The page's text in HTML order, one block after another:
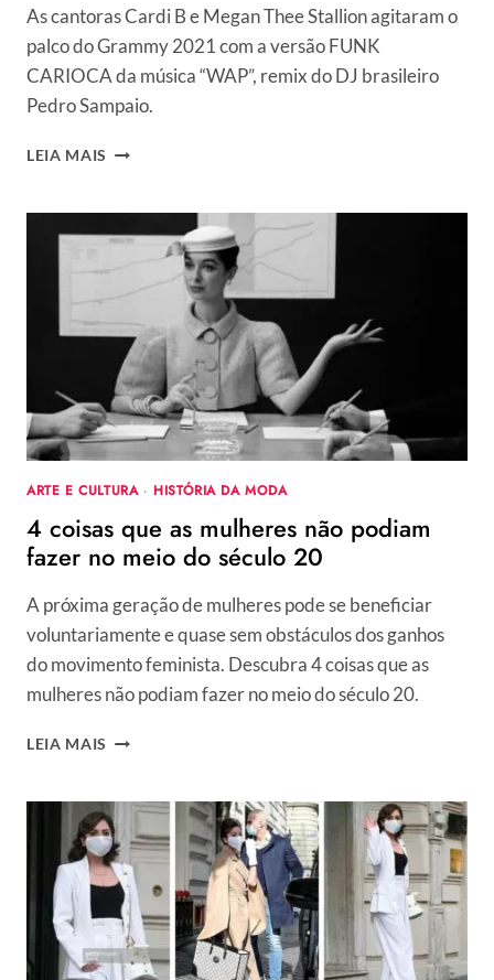
As cantoras Cardi B e Megan Thee Stallion agitaram o
palco do Grammy 2021 com a versão FUNK
CARIOCA da música “WAP”, remix do DJ brasileiro
Pedro Sampaio.
LEIA MAIS BRASIL
NO
GRAMMY
COM
B
CANTANDO
O
SUCESSO
“WAP”
DE
CARIOCA!
ARTE E CULTURA· HISTÓRIA DA MODA
4 coisas que as mulheres não podiam
fazer no meio do século 20
A próxima geração de mulheres pode se beneficiar
voluntariamente e quase sem obstáculos dos ganhos
do movimento feminista. Descubra 4 coisas que as
mulheres não podiam fazer no meio do século 20.
LEIA MAIS
AS
MULHERES
NÃO
PODIAM
FAZER
NO
MEIO
DO